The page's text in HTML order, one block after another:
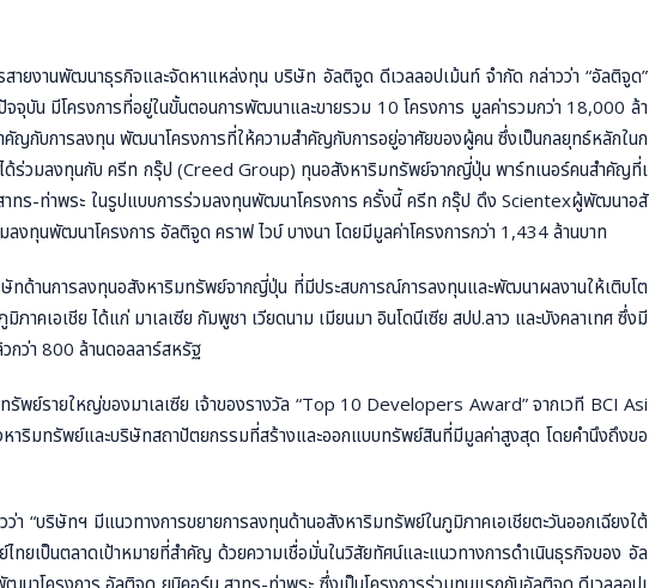
งานพัฒนาธุรกิจและจัดหาแหล่งทุน บริษัท อัลติจูด ดีเวลลอปเม้นท์ จำกัด กล่าวว่า “อัลติจูด”
จุบัน มีโครงการที่อยู่ในขั้นตอนการพัฒนาและขายรวม 10 โครงการ มูลค่ารวมกว่า 18,000 ล้า
ญกับการลงทุน พัฒนาโครงการที่ให้ความสำคัญกับการอยู่อาศัยของผู้คน ซึ่งเป็นกลยุทธ์หลักในก
ได้ร่วมลงทุนกับ ครีท กรุ๊ป (Creed Group) ทุนอสังหาริมทรัพย์จากญี่ปุ่น พาร์ทเนอร์คนสำคัญที่เ
าทร-ท่าพระ ในรูปแบบการร่วมลงทุนพัฒนาโครงการ ครั้งนี้ ครีท กรุ๊ป ดึง Scientexผู้พัฒนาอสั
งทุนพัฒนาโครงการ อัลติจูด คราฟ ไวบ์ บางนา โดยมีมูลค่าโครงการกว่า 1,434 ล้านบาท
ด้านการลงทุนอสังหาริมทรัพย์จากญี่ปุ่น ที่มีประสบการณ์การลงทุนและพัฒนาผลงานให้เติบโต
าคเอเชีย ได้แก่ มาเลเซีย กัมพูชา เวียดนาม เมียนมา อินโดนีเซีย สปป.ลาว และบังคลาเทศ ซึ่งมี
กว่า 800 ล้านดอลลาร์สหรัฐ
ย์รายใหญ่ของมาเลเซีย เจ้าของรางวัล “Top 10 Developers Award” จากเวที BCI Asi
ริมทรัพย์และบริษัทสถาปัตยกรรมที่สร้างและออกแบบทรัพย์สินที่มีมูลค่าสูงสุด โดยคำนึงถึงขอ
า “บริษัทฯ มีแนวทางการขยายการลงทุนด้านอสังหาริมทรัพย์ในภูมิภาคเอเชียตะวันออกเฉียงใต้
ทยเป็นตลาดเป้าหมายที่สำคัญ ด้วยความเชื่อมั่นในวิสัยทัศน์และแนวทางการดำเนินธุรกิจของ อัล